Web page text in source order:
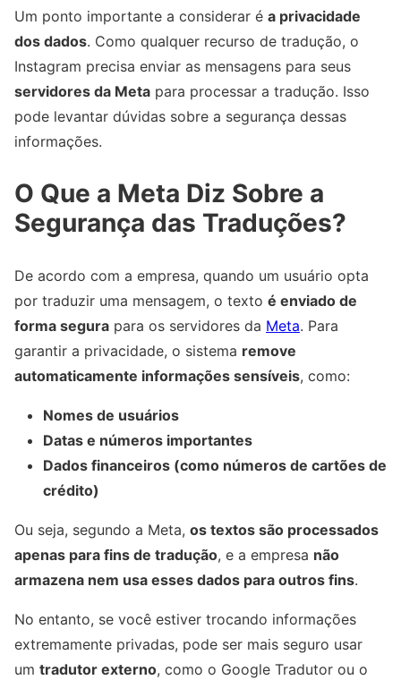
Um ponto importante a considerar é a privacidade
dos dados. Como qualquer recurso de tradução, o
Instagram precisa enviar as mensagens para seus
servidores da Meta para processar a tradução. Isso
pode levantar dúvidas sobre a segurança dessas
informações.
O Que a Meta Diz Sobre a
Segurança das Traduções?
De acordo com a empresa, quando um usuário opta
por traduzir uma mensagem, o texto é enviado de
forma segura para os servidores da Meta. Para
garantir a privacidade, o sistema remove
automaticamente informações sensíveis, como:
Nomes de usuários
Datas e números importantes
Dados financeiros (como números de cartões de
crédito)
Ou seja, segundo a Meta, os textos são processados
apenas para fins de tradução, e a empresa não
armazena nem usa esses dados para outros fins.
No entanto, se você estiver trocando informações
extremamente privadas, pode ser mais seguro usar
um tradutor externo, como o Google Tradutor ou o